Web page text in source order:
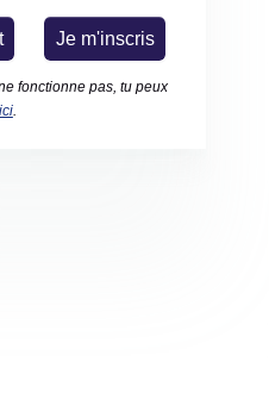
Je m'inscris
fonctionne pas, tu peux
ici.